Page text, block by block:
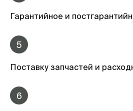
Гарантийное и
5
Поставку запчастей и
6